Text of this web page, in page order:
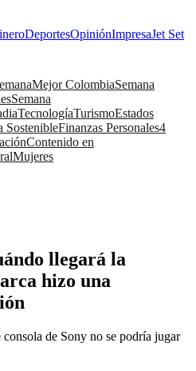
DeportesOpiniónImpresaJet Set
Mejor ColombiaSemana
Semana
TecnologíaTurismoEstados
SostenibleFinanzas Personales4
Contenido en
Mujeres
llegará la
hizo una
de Sony no se podría jugar